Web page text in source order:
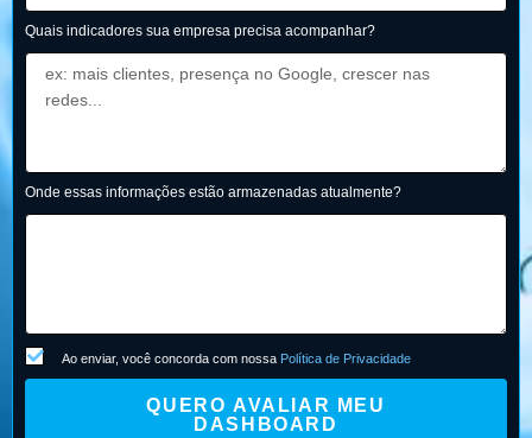
Quais indicadores sua empresa precisa acompanhar?
Onde essas informações estão armazenadas atualmente?
Ao enviar, você concorda com nossa Política de Privacidade
QUERO AVALIAR MEU
DASHBOARD